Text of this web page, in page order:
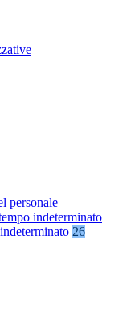
personale
indeterminato
26